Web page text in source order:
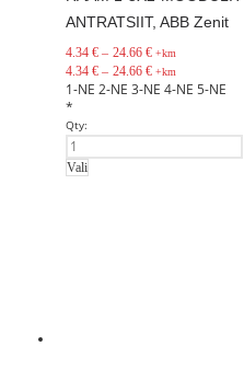
ANTRATSIIT, ABB Zenit
4.34€ – 24.66 € +km
4.34€ – 24.66 € +km
1-NE 2-NE 3-NE 4-NE 5-NE
*
Qty:
Vali